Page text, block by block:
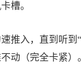
槽。
推入，直到听到
动（完全卡紧）